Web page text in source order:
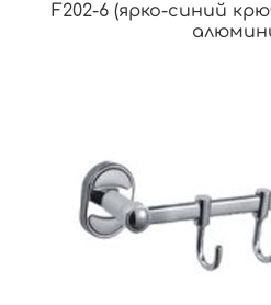
F202-6 (ярко-синий